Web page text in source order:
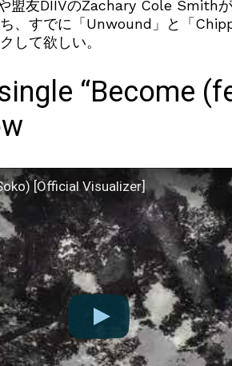
盟友DIIVのZachary Cole Smithが
、すでに「Unwound」と「
して欲しい。
“Become
[Official Visualizer]